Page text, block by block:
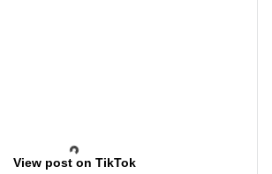
View post on TikTok